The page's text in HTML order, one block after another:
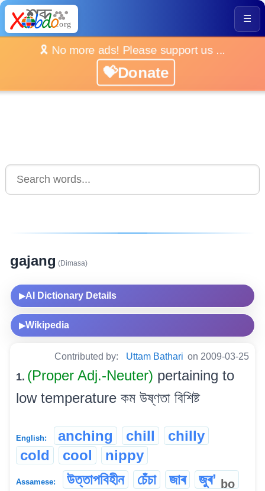
☰
🎗️ No more ads! Please support us ...
💝Donate
gajang (Dimasa)
▶AI Dictionary Details
▶Wikipedia
Contributed by: Uttam Bathari on 2009-03-25
1. (Proper Adj.-Neuter) pertaining to
low temperature কম উষ্ণতা বিশিষ্ট
English: anching chill
chilly
cold
cool nippy
Assamese: উত্তাপবিহীন চেঁচা জাৰ জুৰʼ bo